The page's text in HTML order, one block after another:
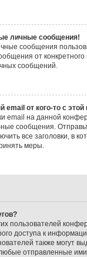
личные сообщения!
сообщения
от
сообщений.
от кого-то с
email на данной
сообщения.
все заголовки, в
меры.
пользователей
доступа к
также могут
любые отправленные